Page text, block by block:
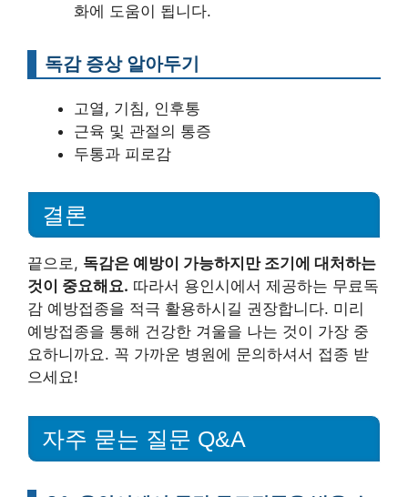
화에 도움이 됩니다.
독감 증상 알아두기
고열, 기침, 인후통
근육 및 관절의 통증
두통과 피로감
결론
끝으로, 독감은 예방이 가능하지만 조기에 대처하는
것이 중요해요. 따라서 용인시에서 제공하는 무료독
감 예방접종을 적극 활용하시길 권장합니다. 미리
예방접종을 통해 건강한 겨울을 나는 것이 가장 중
요하니까요. 꼭 가까운 병원에 문의하셔서 접종 받
으세요!
자주 묻는 질문 Q&A